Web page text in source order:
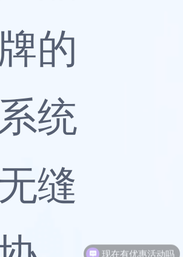
心，
突破
性实
现超